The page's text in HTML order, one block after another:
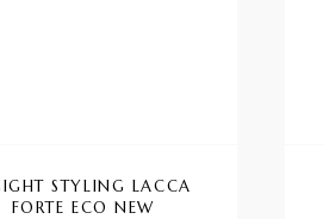
STYLING LACCA
FORTE ECO NEW